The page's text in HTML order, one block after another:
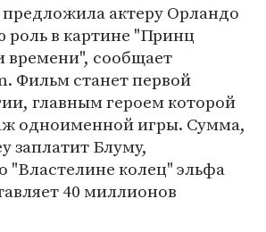
актеру Орландо
роль в картине "Принц
времени", сообщает
Фильм станет первой
главным героем которой
одноименной игры. Сумма,
заплатит Блуму,
"Властелине колец" эльфа
40 миллионов